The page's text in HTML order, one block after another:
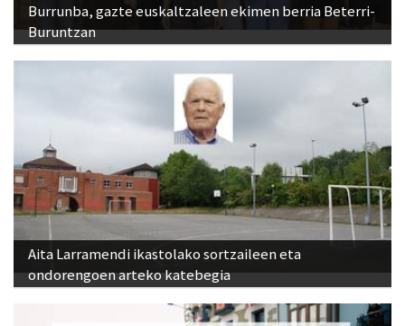
Burrunba, gazte euskaltzaleen ekimen berria Beterri-
Buruntzan
Aita Larramendi ikastolako sortzaileen eta
ondorengoen arteko katebegia